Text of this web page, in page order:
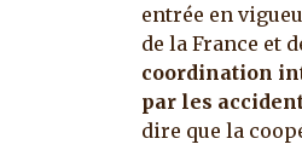
entrée en
de la France et
coordination
par les
dire que la